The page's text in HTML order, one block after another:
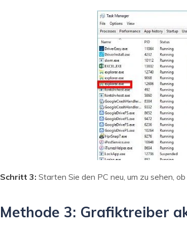
Schritt 3: Starten Sie den PC neu, um zu sehen,
Methode 3: Grafiktreiber